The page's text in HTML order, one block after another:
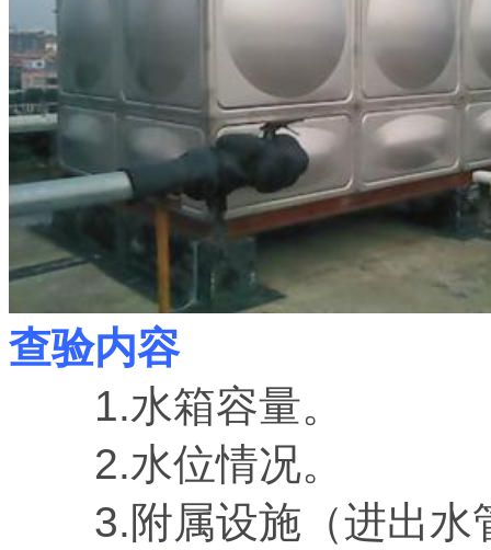
查验内容
1.水箱容量。
2.水位情况。
3.附属设施（进出水